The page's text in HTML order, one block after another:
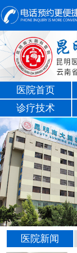
医院首页
诊疗技术
医院新闻